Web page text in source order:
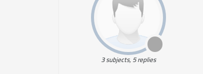
3 subjects, 5 replies